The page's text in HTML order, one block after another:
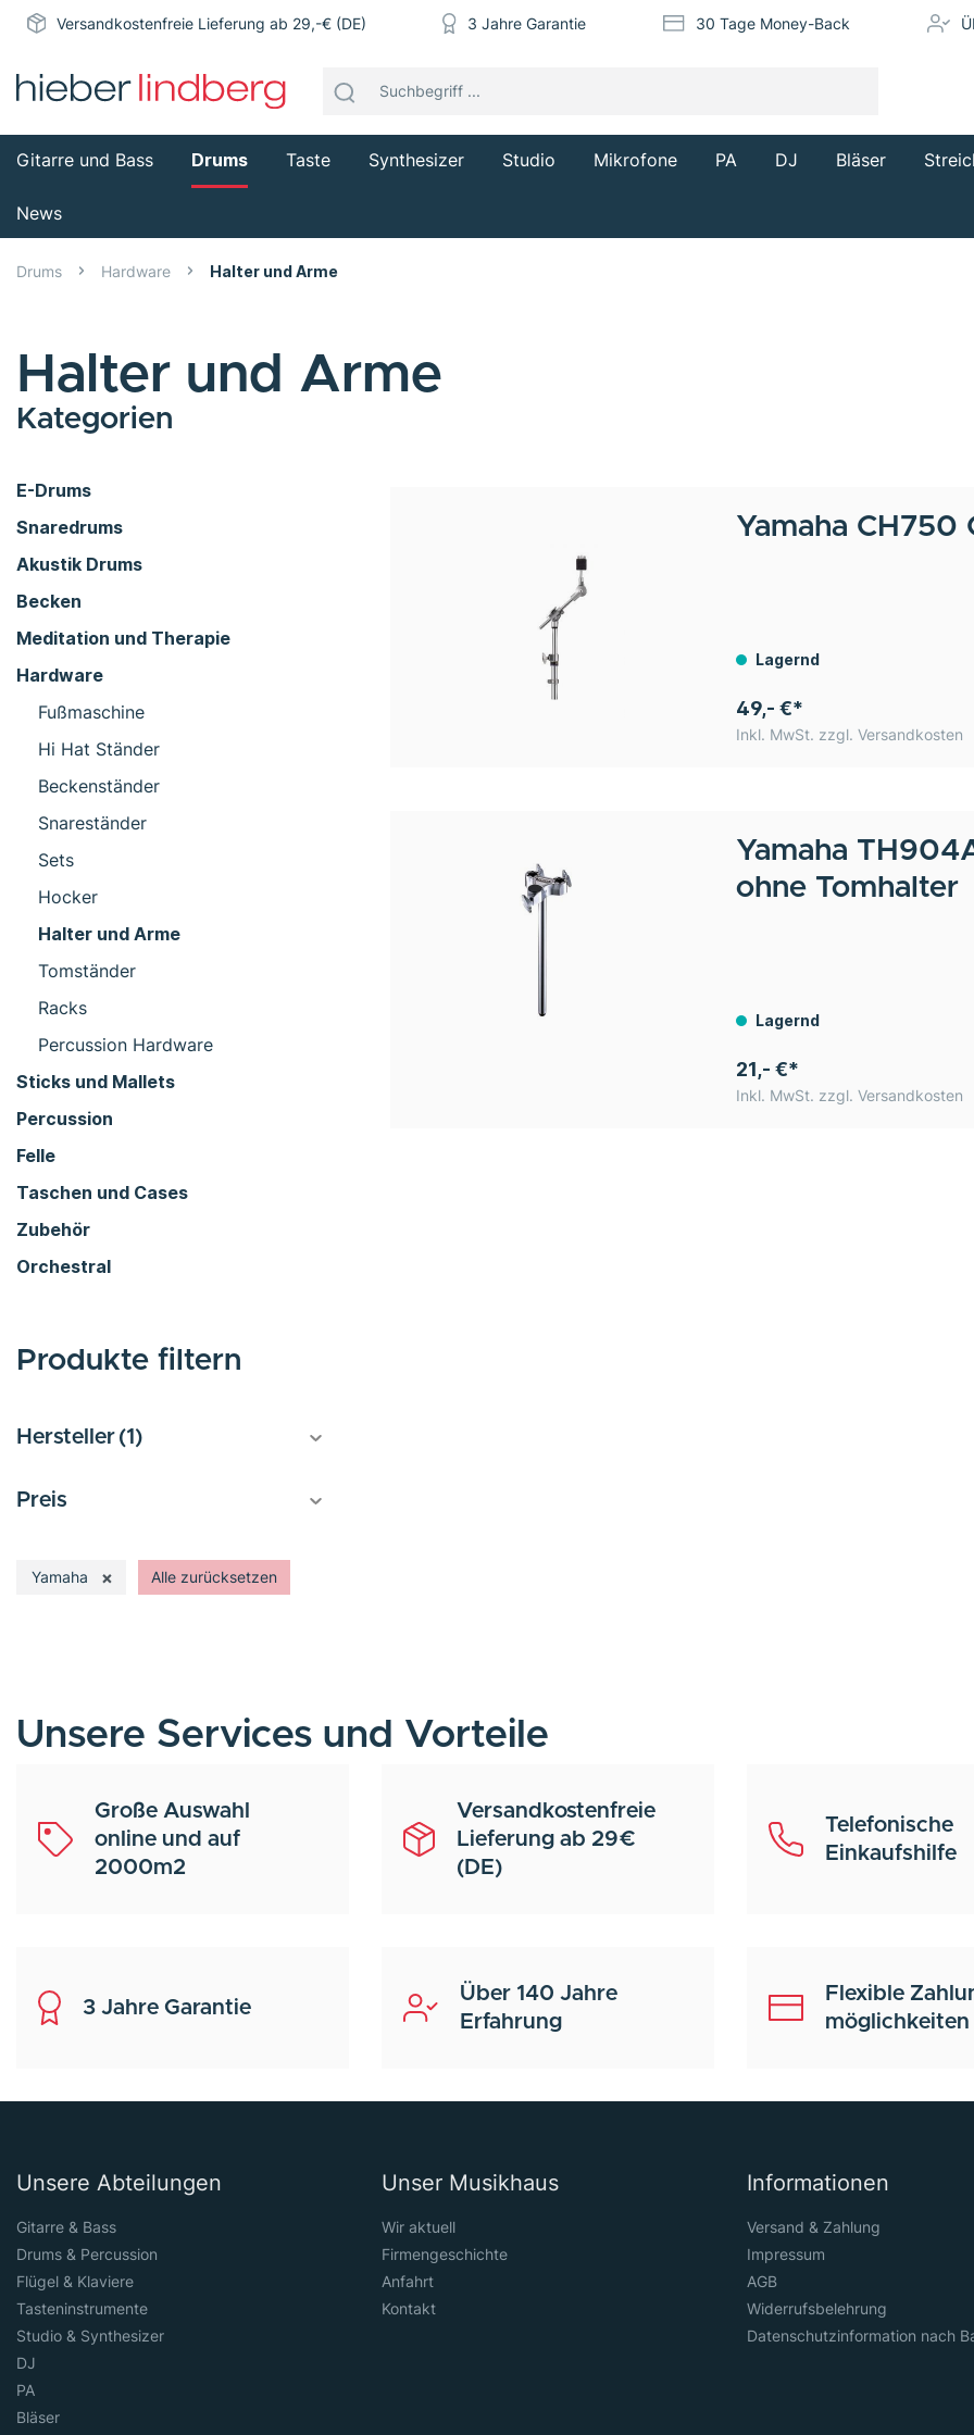
Versandkostenfreie Lieferung ab 29,-€ (DE) 3 Jahre Garantie 30 Tage Money-Back
Gitarre und Bass Drums Taste Synthesizer Studio Mikrofone PA DJ Bläser
News
Drums Hardware Halter und Arme
Halter und Arme
Kategorien
E-Drums
Snaredrums
Akustik Drums
Becken
Meditation und Therapie
Hardware
Fußmaschine
Hi Hat Ständer
Beckenständer
Snareständer
Sets
Hocker
Halter und Arme
Tomständer
Racks
Percussion Hardware
Sticks und Mallets
Percussion
Felle
Taschen und Cases
Zubehör
Orchestral
Produkte filtern
Hersteller (1)
Preis
Yamaha × Alle zurücksetzen
Yamaha CH750
Lagernd
49,- €*
Inkl. MwSt. zzgl. Versandkosten
Yamaha
ohne Tomhalter
Lagernd
21,- €*
Inkl. MwSt. zzgl. Versandkosten
Unsere Services und Vorteile
Große Auswahl
online und auf
2000m2
Versandkostenfreie
Lieferung ab 29€
(DE)
Telefonische
Einkaufshilfe
3 Jahre Garantie
Über 140 Jahre
Erfahrung
Flexible
möglichkeiten
Unsere Abteilungen
Gitarre & Bass
Drums & Percussion
Flügel & Klaviere
Tasteninstrumente
Studio & Synthesizer
DJ
PA
Bläser
Unser Musikhaus
Wir aktuell
Firmengeschichte
Anfahrt
Kontakt
Informationen
Versand & Zahlung
Impressum
AGB
Widerrufsbelehrung
Datenschutzinformation nach